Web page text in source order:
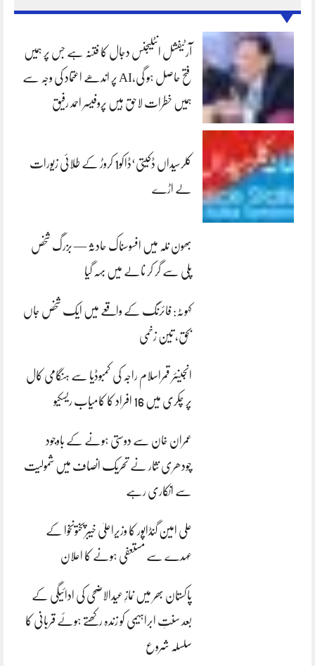
آرٹیفشل انٹلیجنس دجال کا فتنہ ہے جس پر ہمیں
فتح حاصل ہو گی،AI پر اندھے اعتماد کی وجہ سے
ہمیں خطرات لاحق ہیں پروفیسر احمد رفیق
کلرسیداں ڈکیتی‘ڈاکو1 کروڑ کے طلائی زیورات
لے اڑے
بھون نلہ میں افسوسناک حادثہ — بزرگ شخص
پلی سے گر کر نالے میں بہہ گیا
کہوٹہ: فائرنگ کے واقعے میں ایک شخص جاں
بحق، تین زخمی
انجینئر قمراسلام راجہ کی کمبوڈیا سے ہنگامی کال
پر چکری میں 16 افراد کا کامیاب ریسکیو
عمران خان سے دوستی ہونے کے باوجود
چودھری نثار نے تحریک انصاف میں شمولیت
سے انکاری رہے
علی امین گنڈاپور کا وزیراعلیٰ خیبرپختونخوا کے
عہدے سے مستعفی ہونے کا اعلان
پاکستان بھر میں نمازِ عیدالاضحی کی ادائیگی کے
بعد سنتِ ابراہیمی کو زندہ رکھتے ہوئے قربانی کا
سلسلہ شروع